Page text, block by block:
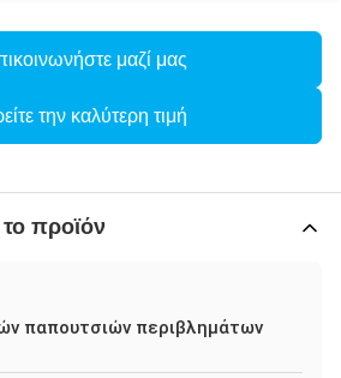
μαζί μας
την καλύτερη τιμή
το προϊόν
παπουτσιών περιβλημάτων